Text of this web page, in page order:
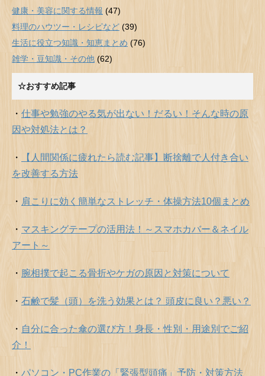
健康・美容に関する情報 (47)
料理のハウツー・レシピなど (39)
生活に役立つ知識・知恵まとめ (76)
雑学・豆知識・その他 (62)
☆おすすめ記事
・ 仕事や勉強のやる気が出ない！だるい！そんな時の原
因や対処法とは？
・
【人間関係に疲れたら読む記事】断捨離で人付き合い
を改善する方法
・ 肩こりに効く簡単なストレッチ・体操方法10個まとめ
・ マスキングテープの活用法！～スマホカバー＆ネイル
アート～
・ 腕相撲で起こる骨折やケガの原因と対策について
・ 石鹸で髪（頭）を洗う効果とは？ 頭皮に良い？悪い？
・ 自分に合った傘の選び方！身長・性別・用途別でご紹
介！
・ パソコン・PC作業の「緊張型頭痛」予防・対策方法